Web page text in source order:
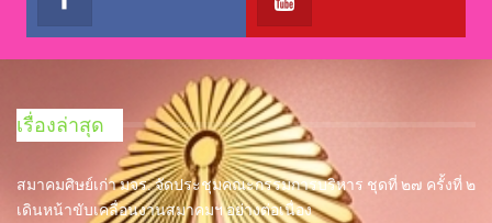
เรื่องล่าสุด
สมาคมศิษย์เก่า มจร. จัดประชุมคณะกรรมการบริหาร ชุดที่ ๒๗ ครั้งที่ ๒
เดินหน้าขับเคลื่อนงานสมาคมฯ อย่างต่อเนื่อง